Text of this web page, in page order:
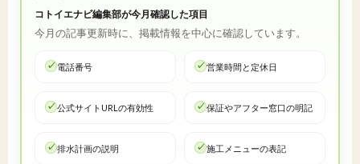
コトイエナビ編集部が今月確認した項目
今月の記事更新時に、掲載情報を中心に確認しています。
電話番号 営業時間と定休日
公式サイトURLの有効性 保証やアフター窓口の明記
排水計画の説明 施工メニューの表記